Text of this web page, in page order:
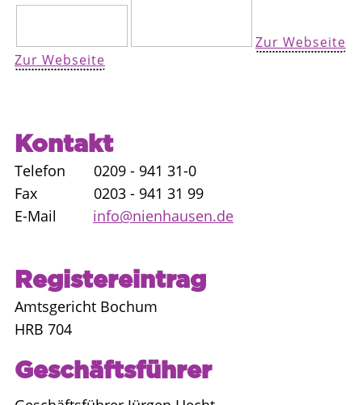
Zur Webseite
Zur Webseite
Kontakt
Telefon 0209 - 941 31-0
Fax 0203 - 941 31 99
E-Mail info@nienhausen.de
Registereintrag
Amtsgericht Bochum
HRB 704
Geschäftsführer